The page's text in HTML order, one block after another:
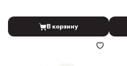
В корзину